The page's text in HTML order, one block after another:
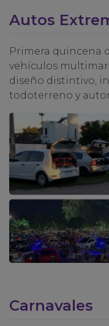
Autos
Primera quincena
vehículos
diseño distintivo,
todoterreno y
Carnavales